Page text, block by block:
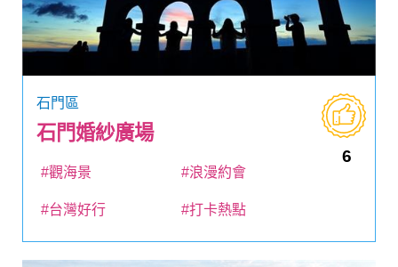
石門區
石門婚紗廣場
6
#觀海景 #浪漫約會
#台灣好行 #打卡熱點